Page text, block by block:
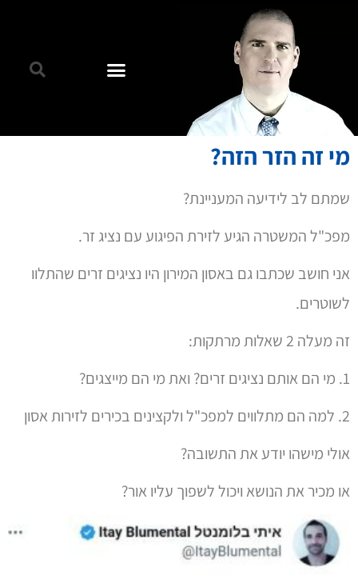
מי זה הזר הזה?
שמתם לב לידיעה המעניינת?
מפכ"ל המשטרה הגיע לזירת הפיגוע עם נציג זר.
אני חושב שכתבו גם באסון המירון היו נציגים זרים שהתלוו
לשוטרים.
זה מעלה 2 שאלות מרתקות:
1. מי הם אותם נציגים זרים? ואת מי הם מייצגים?
2. למה הם מתלווים למפכ"ל ולקצינים בכירים לזירות אסון
אולי מישהו יודע את התשובה?
או מכיר את הנושא ויכול לשפוך עליו אור?